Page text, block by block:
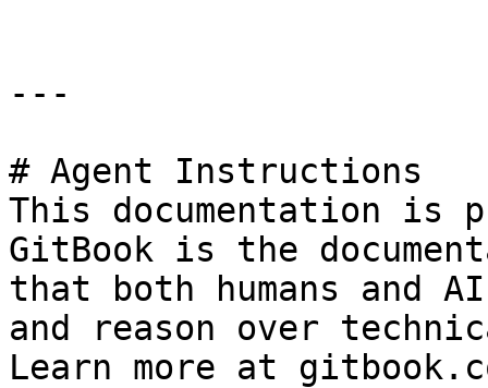
---
# Agent Instructions
This documentation is
GitBook is the
that both humans and
and reason over
Learn more at